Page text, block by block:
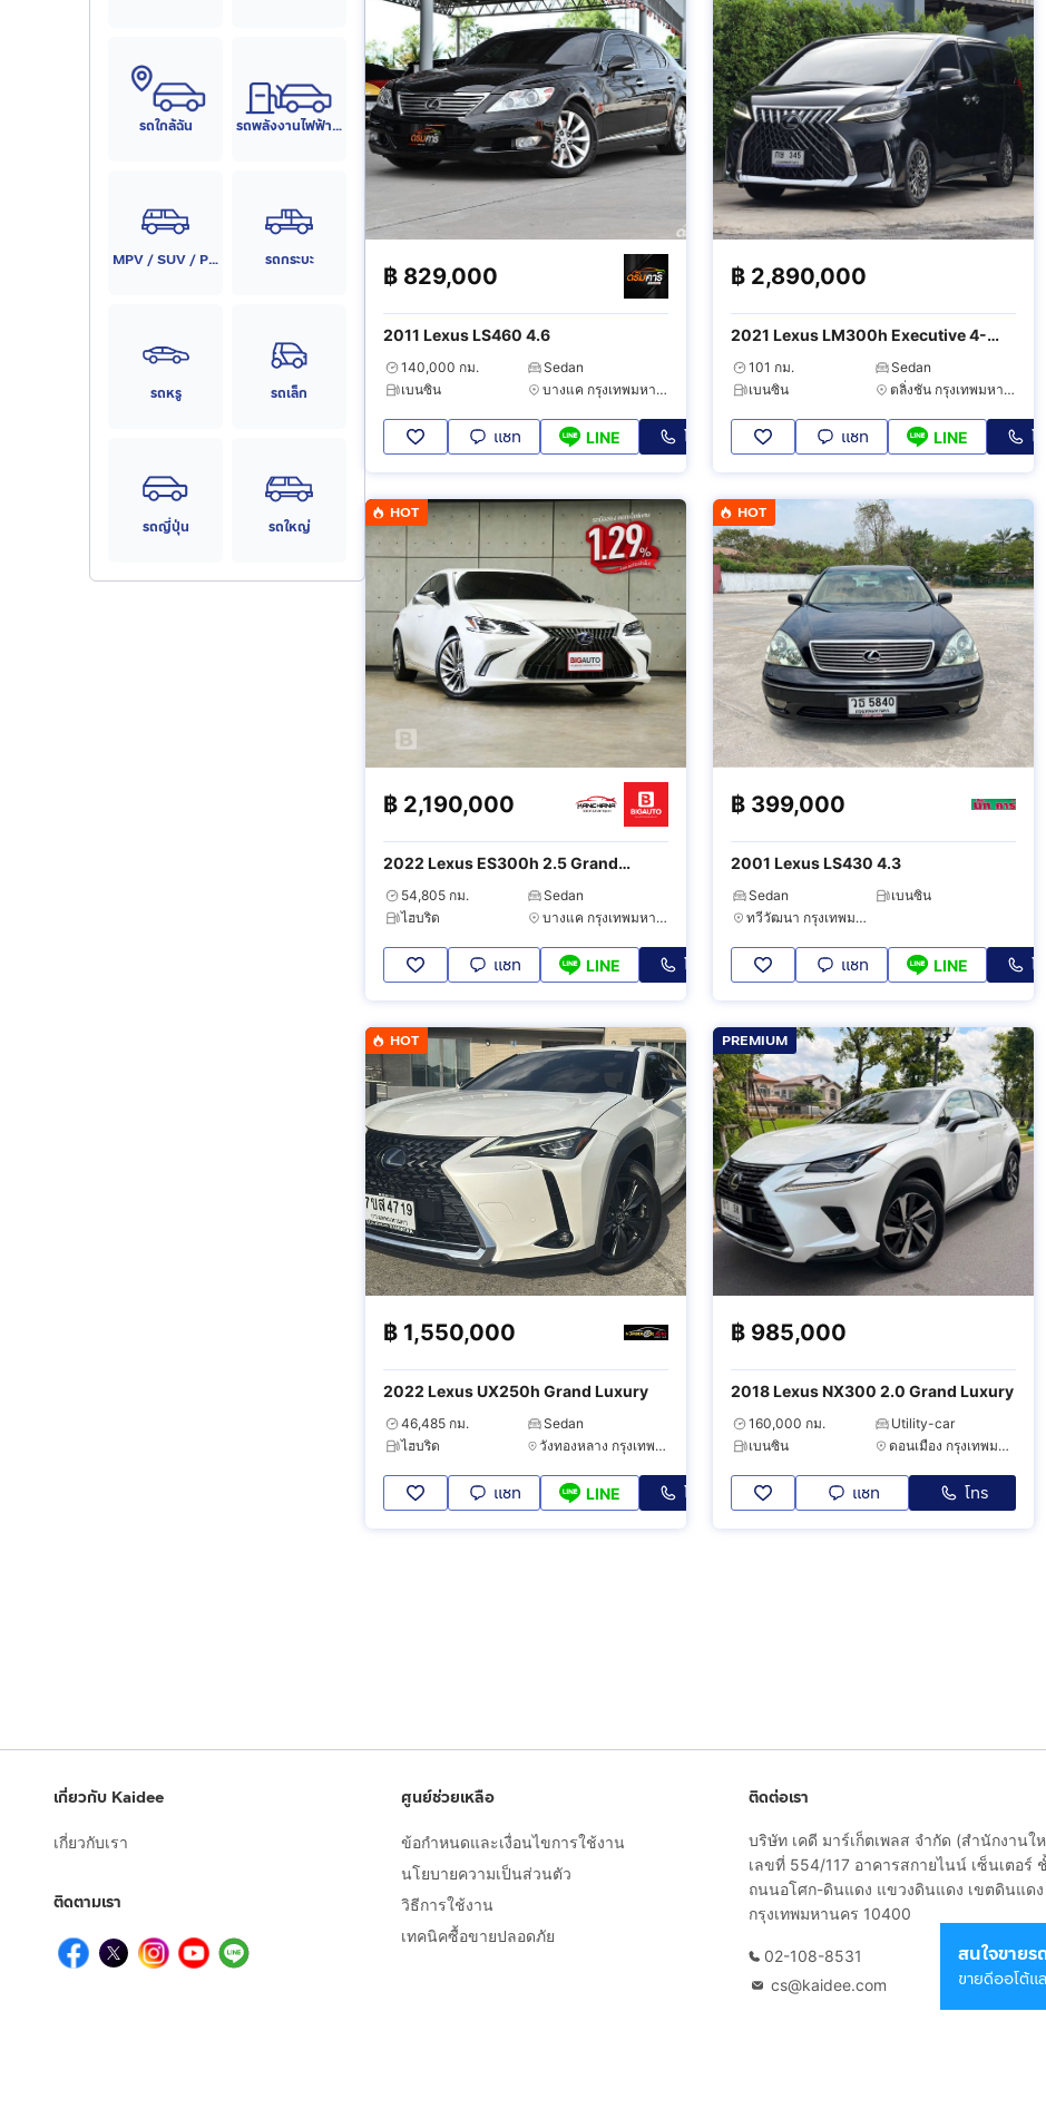
รถใกล้ฉัน รถพลังงานไฟฟ้า (EV)
MPV / SUV / PPV รถกระบะ
รถหรู รถเล็ก
รถญี่ปุ่น รถใหญ่
฿ 829,000
2011 Lexus LS460 4.6
140,000 กม.
Sedan
เบนซิน
บางแค กรุงเทพมหานคร
แชท LINE โทร
฿ 2,890,000
2021 Lexus LM300h Executive 4-
Seater
101 กม.
Sedan
เบนซิน
ตลิ่งชัน กรุงเทพมหานคร
แชท LINE โทร
HOT
฿ 2,190,000
2022 Lexus ES300h 2.5 Grand
Luxury
54,805 กม.
Sedan
ไฮบริด
บางแค กรุงเทพมหานคร
แชท LINE โทร
HOT
฿ 399,000
2001 Lexus LS430 4.3
Sedan
เบนซิน
ทวีวัฒนา กรุงเทพมหานคร
แชท LINE โทร
HOT
฿ 1,550,000
2022 Lexus UX250h Grand Luxury
46,485 กม.
Sedan
ไฮบริด
วังทองหลาง กรุงเทพมหานคร
แชท LINE โทร
PREMIUM
฿ 985,000
2018 Lexus NX300 2.0 Grand Luxury
160,000 กม.
Utility-car
เบนซิน
ดอนเมือง กรุงเทพมหานคร
แชท โทร
สนใจขายร
ขายดีออโต้แ
เกี่ยวกับ Kaidee
เกี่ยวกับเรา
ติดตามเรา
ศูนย์ช่วยเหลือ
ข้อกำหนดและเงื่อนไขการใช้งาน
นโยบายความเป็นส่วนตัว
วิธีการใช้งาน
เทคนิคซื้อขายปลอดภัย
ติดต่อเรา
บริษัท เคดี มาร์เก็ตเพลส จำกัด (สำนักงานใ
เลขที่ 554/117 อาคารสกายไนน์ เซ็นเตอร์
ถนนอโศก-ดินแดง แขวงดินแดง เขตดินแดง
กรุงเทพมหานคร 10400
02-108-8531
cs@kaidee.com